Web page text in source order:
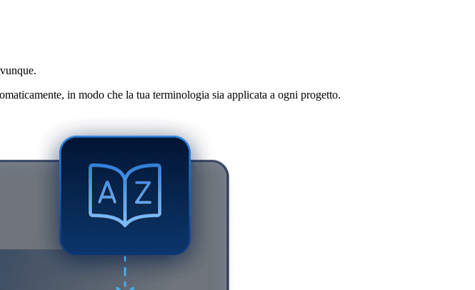
in modo che la tua terminologia sia applicata a ogni progetto.